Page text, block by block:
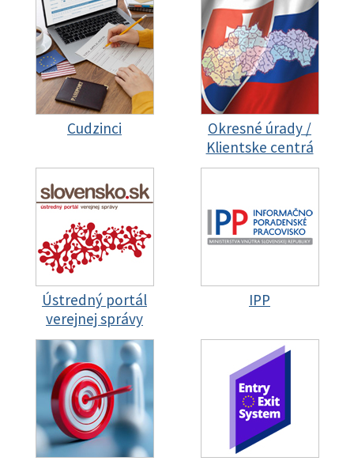
Cudzinci
Okresné úrady /
Klientske centrá
Ústredný portál
verejnej správy
IPP